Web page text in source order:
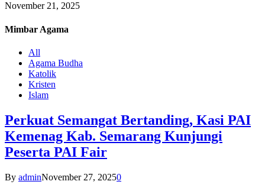
November 21, 2025
Mimbar Agama
All
Agama Budha
Katolik
Kristen
Islam
Perkuat Semangat Bertanding, Kasi PAI
Kemenag Kab. Semarang Kunjungi
Peserta PAI Fair
By adminNovember 27, 20250